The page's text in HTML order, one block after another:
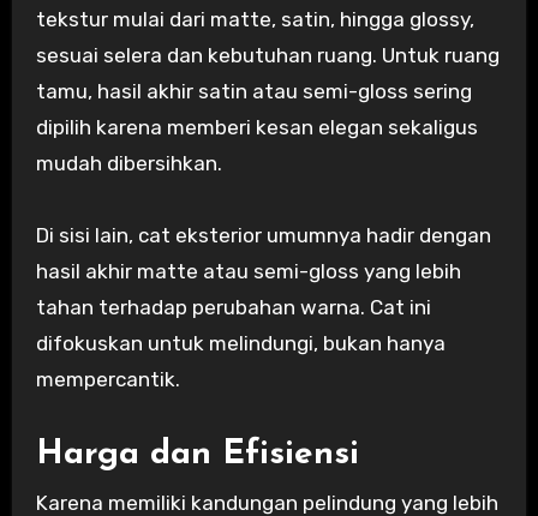
tekstur mulai dari matte, satin, hingga glossy,
sesuai selera dan kebutuhan ruang. Untuk ruang
tamu, hasil akhir satin atau semi-gloss sering
dipilih karena memberi kesan elegan sekaligus
mudah dibersihkan.
Di sisi lain, cat eksterior umumnya hadir dengan
hasil akhir matte atau semi-gloss yang lebih
tahan terhadap perubahan warna. Cat ini
difokuskan untuk melindungi, bukan hanya
mempercantik.
Harga dan Efisiensi
Karena memiliki kandungan pelindung yang lebih